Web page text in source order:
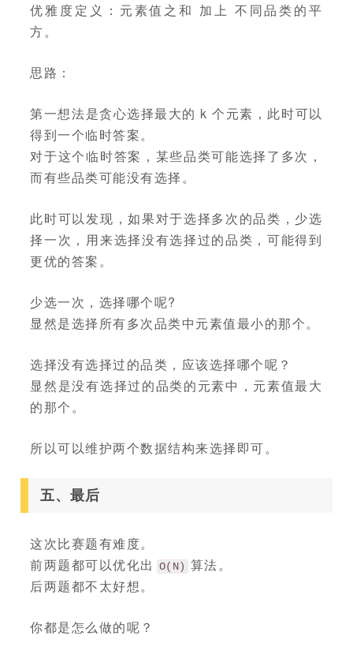
优雅度定义：元素值之和 加上 不同品类的平
方。
思路：
第一想法是贪心选择最大的 k 个元素，此时可以
得到一个临时答案。
对于这个临时答案，某些品类可能选择了多次，
而有些品类可能没有选择。
此时可以发现，如果对于选择多次的品类，少选
择一次，用来选择没有选择过的品类，可能得到
更优的答案。
少选一次，选择哪个呢?
显然是选择所有多次品类中元素值最小的那个。
选择没有选择过的品类，应该选择哪个呢？
显然是没有选择过的品类的元素中，元素值最大
的那个。
所以可以维护两个数据结构来选择即可。
五、最后
这次比赛题有难度。
前两题都可以优化出
O(N) 算法。
后两题都不太好想。
你都是怎么做的呢？